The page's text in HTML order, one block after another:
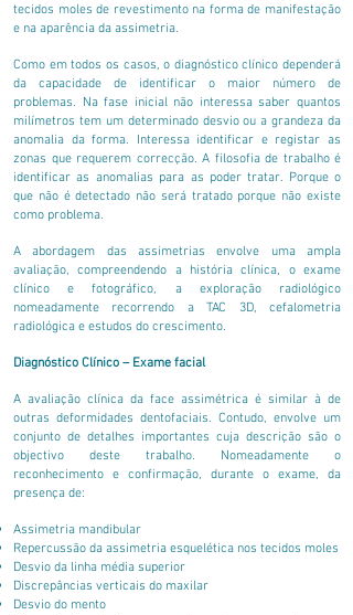
tecidos moles de revestimento na forma de manifestação
e na aparência da assimetria.
Como em todos os casos, o diagnóstico clínico dependerá
da capacidade de identificar o maior número de
problemas. Na fase inicial não interessa saber quantos
milímetros tem um determinado desvio ou a grandeza da
anomalia da forma. Interessa identificar e registar as
zonas que requerem correcção. A filosofia de trabalho é
identificar as anomalias para as poder tratar. Porque o
que não é detectado não será tratado porque não existe
como problema.
A abordagem das assimetrias envolve uma ampla
avaliação, compreendendo a história clínica, o exame
clínico e fotográfico, a exploração radiológico
nomeadamente recorrendo a TAC 3D, cefalometria
radiológica e estudos do crescimento.
Diagnóstico Clínico – Exame facial
A avaliação clínica da face assimétrica é similar à de
outras deformidades dentofaciais. Contudo, envolve um
conjunto de detalhes importantes cuja descrição são o
objectivo deste trabalho. Nomeadamente o
reconhecimento e confirmação, durante o exame, da
presença de:
Assimetria mandibular
Repercussão da assimetria esquelética nos tecidos moles
Desvio da linha média superior
Discrepâncias verticais do maxilar
Desvio do mento